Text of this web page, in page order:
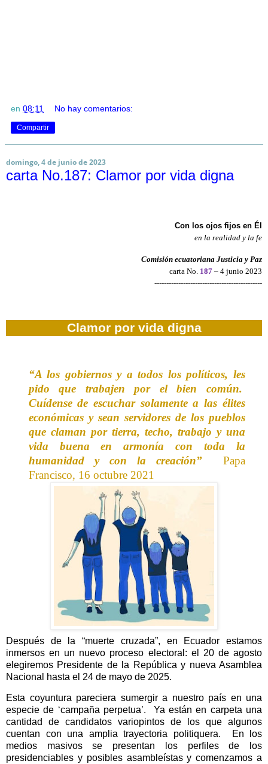
en 08:11 No hay comentarios:
Compartir
domingo, 4 de junio de 2023
carta No.187: Clamor por vida digna
Con los ojos fijos en Él
en la realidad y la fe
Comisión ecuatoriana Justicia y Paz
carta No. 187 – 4 junio 2023
---------------------------------------------
Clamor por vida digna
“A los gobiernos y a todos los políticos, les
pido que trabajen por el bien común.
Cuídense de escuchar solamente a las élites
económicas y sean servidores de los pueblos
que claman por tierra, techo, trabajo y una
vida buena en armonía con toda la
humanidad y con la creación”
Papa
Francisco, 16 octubre 2021
Después de la “muerte cruzada”, en Ecuador estamos
inmersos en un nuevo proceso electoral: el 20 de agosto
elegiremos Presidente de la República y nueva Asamblea
Nacional hasta el 24 de mayo de 2025.
Esta coyuntura pareciera sumergir a nuestro país en una
especie de ‘campaña perpetua’.
Ya están en carpeta una
cantidad de candidatos variopintos de los que algunos
cuentan con una amplia trayectoria politiquera.
En los
medios masivos se presentan los perfiles de los
presidenciables y posibles asambleístas y comenzamos a